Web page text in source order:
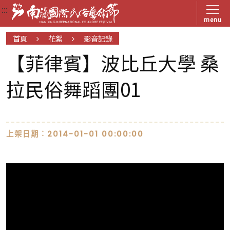
menu
:::
:::
:::
首頁 花絮 影音記錄
【菲律賓】波比丘大學 桑
拉民俗舞蹈團01
上架日期︰2014-01-01 00:00:00